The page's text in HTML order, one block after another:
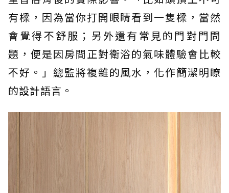
有樑，因為當你打開眼睛看到一隻樑，當然
會覺得不舒服；另外還有常見的門對門問
題，便是因房間正對衛浴的氣味體驗會比較
不好。」總監將複雜的風水，化作簡潔明瞭
的設計語言。